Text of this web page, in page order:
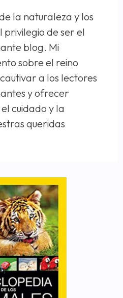
la naturaleza y los
privilegio de ser el
blog. Mi
sobre el reino
a los lectores
y ofrecer
cuidado y la
queridas